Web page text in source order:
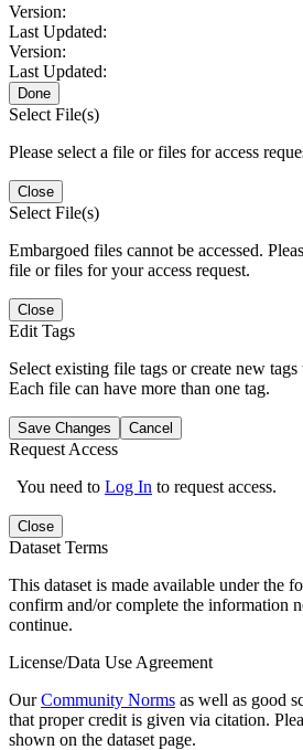
Version:
Last Updated:
Version:
Last Updated:
Done
Select File(s)
Please select a file or files for access
Close
Select File(s)
Embargoed files cannot be accessed.
file or files for your access request.
Close
Edit Tags
Select existing file tags or create new
Each file can have more than one tag.
Save Changes Cancel
Request Access
You need to Log In to request access.
Close
Dataset Terms
This dataset is made available under the
confirm and/or complete the information
continue.
License/Data Use Agreement
OurCommunity Norms as well as good
that proper credit is given via citation.
shown on the dataset page.